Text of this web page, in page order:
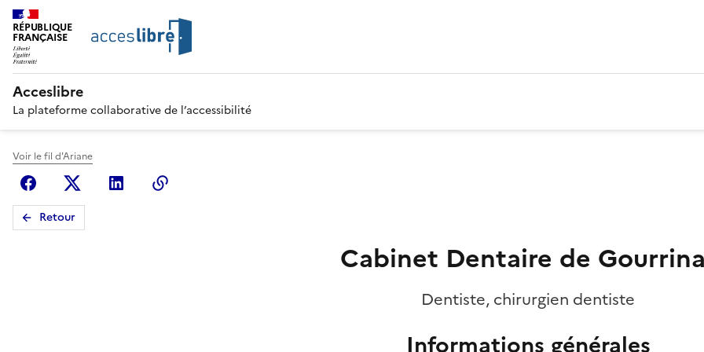
RÉPUBLIQUE
FRANÇAISE
Acceslibre
La plateforme collaborative de l’accessibilité
Voir le fil d'Ariane
FacebookX (anciennement Twitter)
Linkedin
Retour
Cabinet Dentaire de
Dentiste, chirurgien dentiste
Informations générales